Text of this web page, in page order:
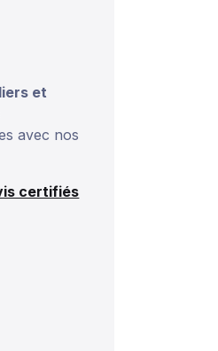
et
avec nos
certifiés